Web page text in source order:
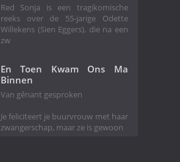
Red Sonja is een tragikomische
reeks over de 55-jarige Odette
Willekens (Sien Eggers), die na een
zw
En Toen Kwam Ons Ma
Binnen
Van gênant gesproken
Je feliciteert je buurvrouw met haar
zwangerschap, maar ze is gewoon